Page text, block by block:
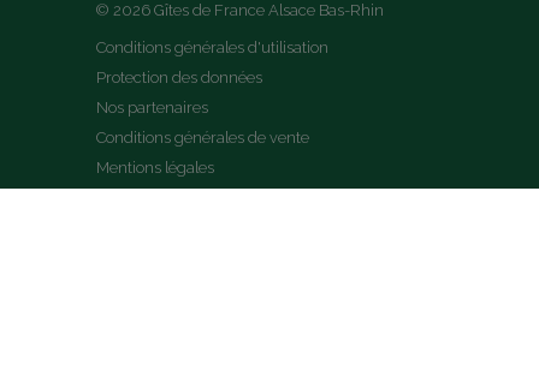
© 2026 Gîtes de France Alsace Bas-Rhin
Conditions générales d'utilisation
Protection des données
Nos partenaires
Conditions générales de vente
Mentions légales